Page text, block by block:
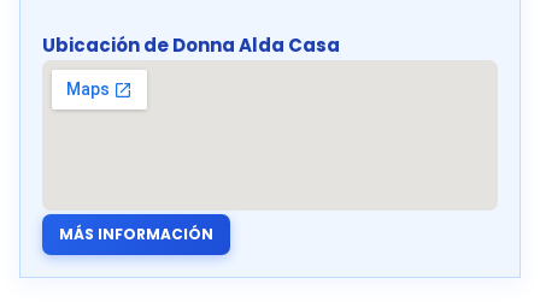
Ubicación de Donna Alda Casa
MÁS INFORMACIÓN